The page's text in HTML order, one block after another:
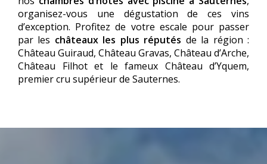
organisez-vous une dégustation de ces vins
d’exception. Profitez de votre escale pour passer
par les châteaux les plus réputés de la région :
Château Guiraud, Château Gravas, Château d’Arche,
Château Filhot et le fameux Château d’Yquem,
premier cru supérieur de Sauternes.